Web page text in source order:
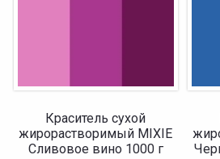
Краситель сухой
жирорастворимый MIXIE
Сливовое вино 1000 г